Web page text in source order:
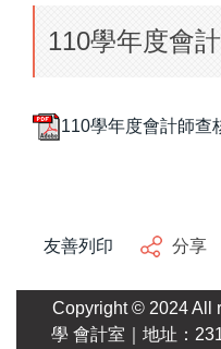
110學年度會
110學年度會計師查
友善列印 分享
Copyright © 2024 All
學 會計室｜地址：